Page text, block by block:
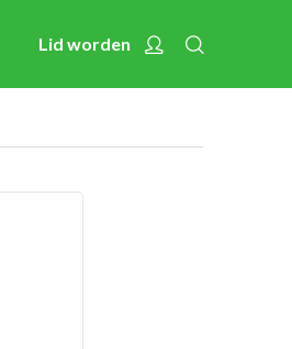
Lid worden Account